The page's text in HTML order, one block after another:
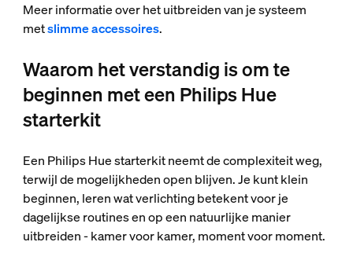
Meer informatie over het uitbreiden van je systeem
metslimme accessoires.
Waarom het verstandig is om te
beginnen met een Philips Hue
starterkit
Een Philips Hue starterkit neemt de complexiteit weg,
terwijl de mogelijkheden open blijven. Je kunt klein
beginnen, leren wat verlichting betekent voor je
dagelijkse routines en op een natuurlijke manier
uitbreiden - kamer voor kamer, moment voor moment.